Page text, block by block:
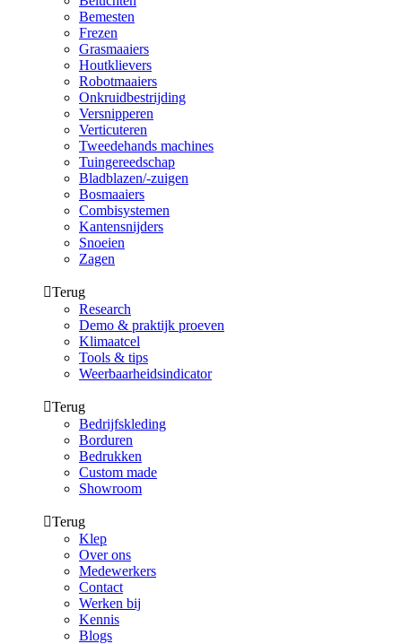
Bemesten
Frezen
Grasmaaiers
Houtklievers
Robotmaaiers
Onkruidbestrijding
Versnipperen
Verticuteren
Tweedehands machines
Tuingereedschap
Bladblazen/-zuigen
Bosmaaiers
Combisystemen
Kantensnijders
Snoeien
Zagen
Terug
Research
Demo & praktijk proeven
Klimaatcel
Tools & tips
Weerbaarheidsindicator
Terug
Bedrijfskleding
Borduren
Bedrukken
Custom made
Showroom
Terug
Klep
Over ons
Medewerkers
Contact
Werken bij
Kennis
Blogs